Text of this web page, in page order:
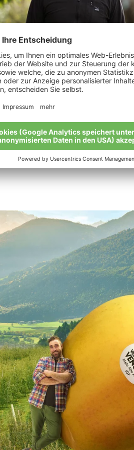
Bernhard
einmal Bio probiert, lässt es
los.“
Geschichte
Alle Bio-Bauern im